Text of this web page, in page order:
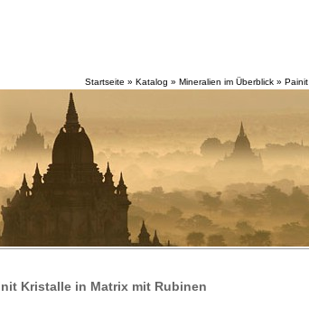
Startseite » Katalog » Mineralien im Überblick » Painit
Kristalle in Matrix mit Rubinen